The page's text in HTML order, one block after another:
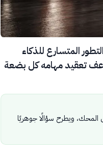
الأول من يوليو 2026 من أن التطور المتسارع للذكاء
تعقيد مهامه كل بضعة
المحك، ويطرح سؤالًا جوهريًا